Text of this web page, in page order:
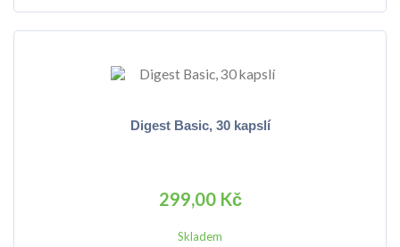
Digest Basic, 30 kapslí
299,00 Kč
Skladem